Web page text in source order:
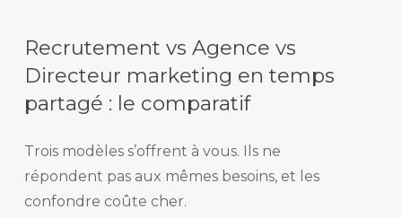
Recrutement vs Agence vs
Directeur marketing en temps
partagé : le comparatif
Trois modèles s’offrent à vous. Ils ne
répondent pas aux mêmes besoins, et les
confondre coûte cher.